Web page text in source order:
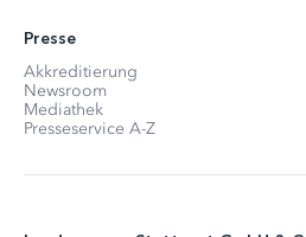
Presse
Akkreditierung
Newsroom
Mediathek
Presseservice A-Z